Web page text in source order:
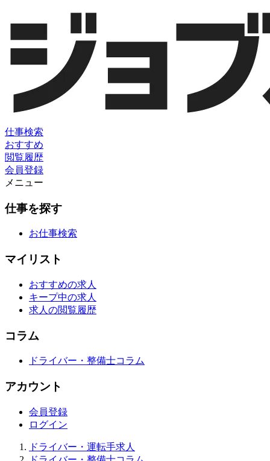
仕事検索
おすすめ
閲覧履歴
会員登録
メニュー
仕事を探す
お仕事検索
マイリスト
おすすめの求人
キープ中の求人
求人の閲覧履歴
コラム
ドライバー・整備士コラム
アカウント
会員登録
ログイン
ドライバー・運転手求人